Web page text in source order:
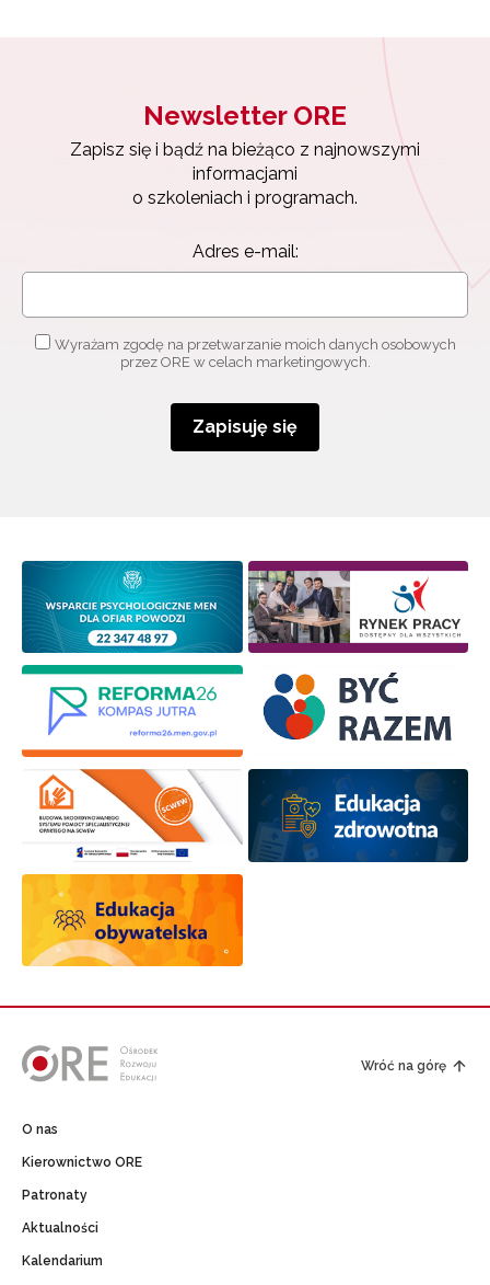
Newsletter ORE
Zapisz się i bądź na bieżąco z najnowszymi
informacjami
o szkoleniach i programach.
Adres e-mail:
Wyrażam zgodę na przetwarzanie moich danych osobowych
przez ORE w celach marketingowych.
Zapisuję się
Wróć na górę
O nas
Kierownictwo ORE
Patronaty
Aktualności
Kalendarium